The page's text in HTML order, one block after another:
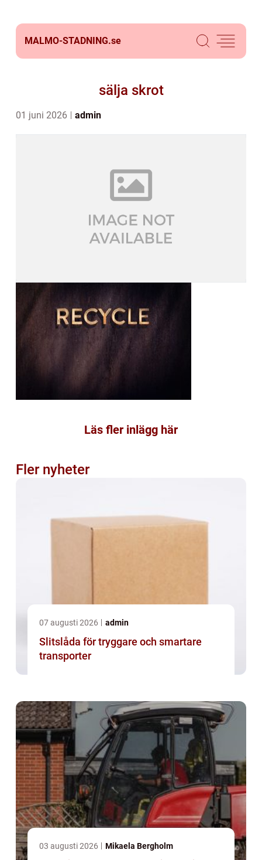
MALMO-STADNING.se
sälja skrot
01 juni 2026 admin
Läs fler inlägg här
Fler nyheter
07 augusti 2026 admin
Slitslåda för tryggare och smartare
transporter
03 augusti 2026 Mikaela Bergholm